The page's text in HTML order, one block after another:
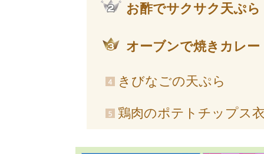
お酢でサクサク天ぷら
オーブンで焼きカレー
きびなごの天ぷら
鶏肉のポテトチップス